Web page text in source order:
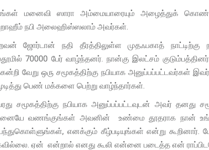
மனைவி ஸாரா அம்மையாரையும் அழைத்துக் கொண்டே
நபி அலைஹிஸ்ஸலாம் அவர்கள்.
ஜோர்டான் நதி தீரத்திலுள்ள முதஃபகாத் நாட்டிற்கு
70000 பேர் வாழ்ந்தனர். நான்கு இலட்சம் குடும்பத்தினர்
வேறு ஒரு சமூகத்திற்கு நபியாக அனுப்பப்பட்டவர்கள்
பெண் மக்களை பெற்று வாழ்ந்தார்கள்.
சமூகத்திற்கு நபியாக அனுப்பப்பட்டவுடன் அவர் தனது
வணங்குங்கள் அவனின் உண்மை தூதராக நான்
எனக்கும் கீழ்படியுங்கள் என்று கூறினார்.
ஏன் என்றால் எனது கூலி என்னை படைத்த என்